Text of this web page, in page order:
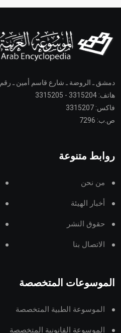
دمشق ـ الروضة ـ شارع قاسم أمين ـ رقم 39
هاتف: 3315204 - 3315205
فاكس: 3315207
ص.ب: 7296
روابط متنوعة
من نحن
أخبار الهيئة
حقوق النشر
الاتصال بنا
الموسوعات المتخصصة
الموسوعة الطبية المتخصصة
الموسوعة القانونية المتخصصة